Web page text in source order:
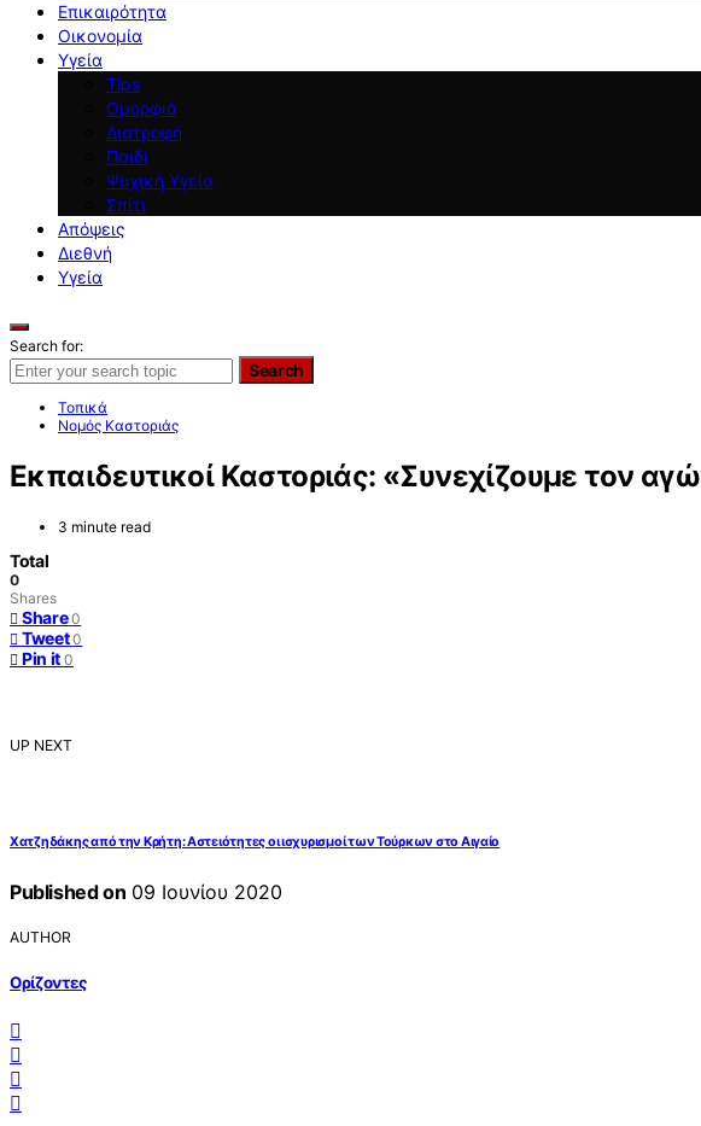
Επικαιρότητα
Οικονομία
Υγεία
Tips
Ομορφιά
Διατροφή
Παιδί
Ψυχική Υγεία
Σπίτι
Απόψεις
Διεθνή
Υγεία
Search for:
Search
Τοπικά
Νομός Καστοριάς
Εκπαιδευτικοί Καστοριάς: «Συνεχίζουμε τον
3 minute read
Total
0
Shares
Share 0
Tweet 0
Pin it 0
UP NEXT
Χατζηδάκης από την Κρήτη: Αστειότητες οι ισχυρισμοί των Τούρκων στο Αιγαίο
Published on 09 Ιουνίου 2020
AUTHOR
Ορίζοντες